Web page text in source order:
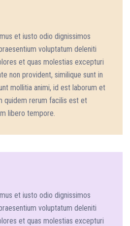
et iusto odio dignissimos
voluptatum deleniti
et quas molestias excepturi
non provident, similique sunt in
mollitia animi, id est laborum et
quidem rerum facilis est et
libero tempore.
et iusto odio dignissimos
voluptatum deleniti
et quas molestias excepturi